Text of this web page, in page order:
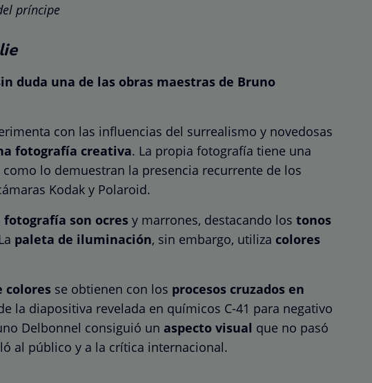
príncipe
duda una de las obras maestras de Bruno
con las influencias del surrealismo y novedosas
fotografía creativa. La propia fotografía tiene una
lo demuestran la presencia recurrente de los
Kodak y Polaroid.
son ocres y marrones, destacando los tonos
paleta de iluminación, sin embargo, utiliza colores
colores se obtienen con los procesos cruzados en
la diapositiva revelada en químicos C-41 para negativo
Delbonnel consiguió un aspecto visual que no pasó
al público y a la crítica internacional.